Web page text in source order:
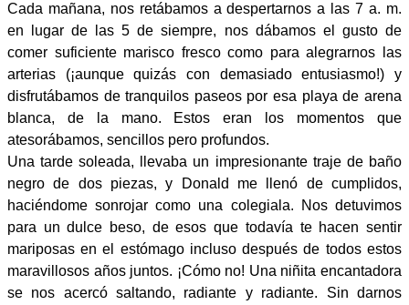
Cada mañana, nos retábamos a despertarnos a las 7 a. m.
en lugar de las 5 de siempre, nos dábamos el gusto de
comer suficiente marisco fresco como para alegrarnos las
arterias (¡aunque quizás con demasiado entusiasmo!) y
disfrutábamos de tranquilos paseos por esa playa de arena
blanca, de la mano. Estos eran los momentos que
atesorábamos, sencillos pero profundos.
Una tarde soleada, llevaba un impresionante traje de baño
negro de dos piezas, y Donald me llenó de cumplidos,
haciéndome sonrojar como una colegiala. Nos detuvimos
para un dulce beso, de esos que todavía te hacen sentir
mariposas en el estómago incluso después de todos estos
maravillosos años juntos. ¡Cómo no! Una niñita encantadora
se nos acercó saltando, radiante y radiante. Sin darnos